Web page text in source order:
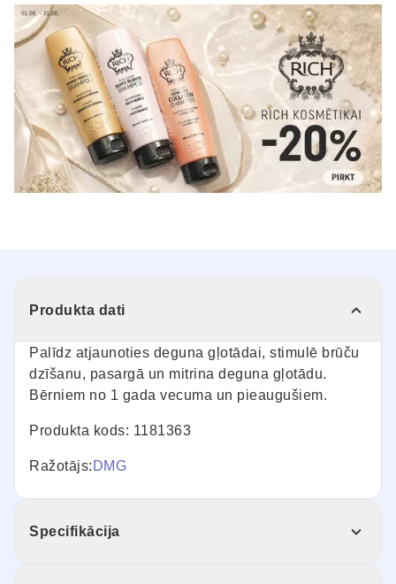
Produkta dati
Palīdz atjaunoties deguna gļotādai, stimulē brūču
dzīšanu, pasargā un mitrina deguna gļotādu.
Bērniem no 1 gada vecuma un pieaugušiem.
Produkta kods: 1181363
Ražotājs: DMG
Specifikācija